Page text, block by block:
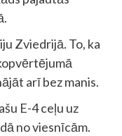
Zviedrijā. To, ka
arī bez manis.
E-4 ceļu uz
no viesnīcām.